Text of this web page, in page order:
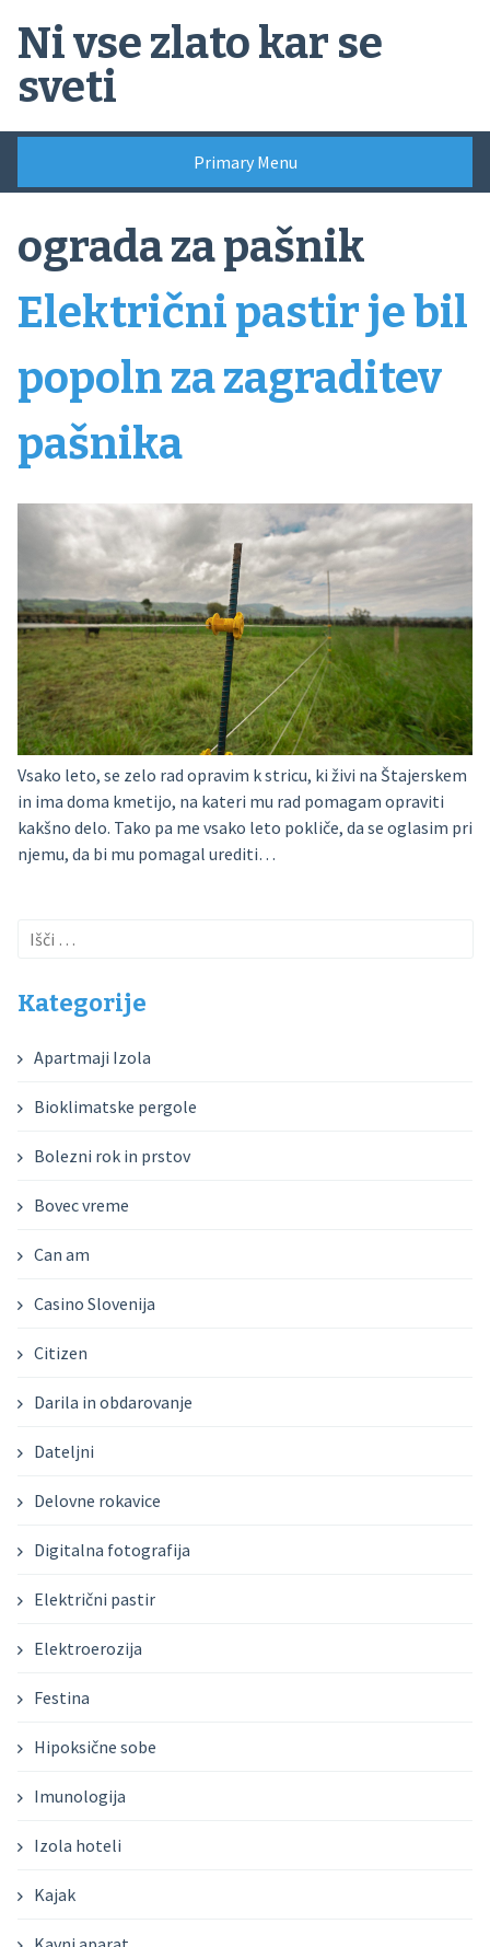
content
Ni vse zlato kar se
sveti
Primary Menu
ograda za pašnik
Električni pastir je bil
popoln za zagraditev
pašnika
Vsako leto, se zelo rad opravim k stricu, ki živi na Štajerskem
in ima doma kmetijo, na kateri mu rad pomagam opraviti
kakšno delo. Tako pa me vsako leto pokliče, da se oglasim pri
njemu, da bi mu pomagal urediti…
Išči:
Kategorije
Apartmaji Izola
Bioklimatske pergole
Bolezni rok in prstov
Bovec vreme
Can am
Casino Slovenija
Citizen
Darila in obdarovanje
Dateljni
Delovne rokavice
Digitalna fotografija
Električni pastir
Elektroerozija
Festina
Hipoksične sobe
Imunologija
Izola hoteli
Kajak